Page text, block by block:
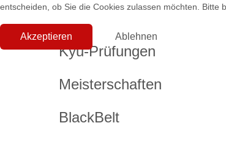
Kyu-Prüfungen
Meisterschaften
BlackBelt
entscheiden, ob Sie die Cookies zulassen möchten. Bitte
Akzeptieren Ablehnen